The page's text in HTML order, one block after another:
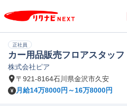
正社員
カー用品販売フロアスタッフ
株式会社ピア
〒921-8164石川県金沢市久安
月給14万8000円～16万8000円